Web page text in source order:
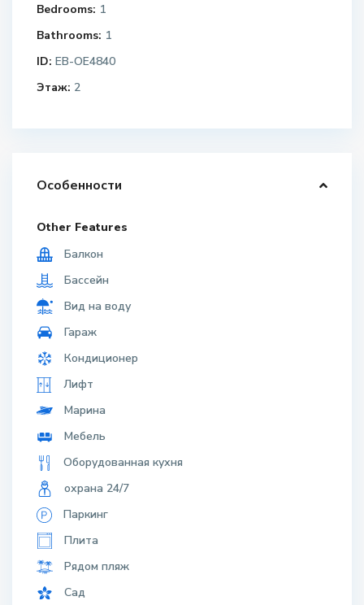
Bedrooms: 1
Bathrooms: 1
ID: EB-OE4840
Этаж: 2
Особенности
Other Features
Балкон
Бассейн
Вид на воду
Гараж
Кондиционер
Лифт
Марина
Мебель
Оборудованная кухня
охрана 24/7
Паркинг
Плита
Рядом пляж
Сад